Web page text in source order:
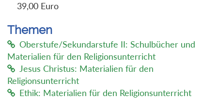
39,00 Euro
Themen
Oberstufe/Sekundarstufe II: Schulbücher und
Materialien für den Religionsunterricht
Jesus Christus: Materialien für den
Religionsunterricht
Ethik: Materialien für den Religionsunterricht